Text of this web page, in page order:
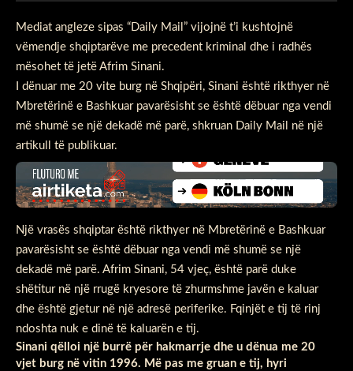
Mediat angleze sipas “Daily Mail” vijojnë t’i kushtojnë
vëmendje shqiptarëve me precedent kriminal dhe i radhës
mësohet të jetë Afrim Sinani.
I dënuar me 20 vite burg në Shqipëri, Sinani është rikthyer në
Mbretërinë e Bashkuar pavarësisht se është dëbuar nga vendi
më shumë se një dekadë më parë, shkruan Daily Mail në një
artikull të publikuar.
Një vrasës shqiptar është rikthyer në Mbretërinë e Bashkuar
pavarësisht se është dëbuar nga vendi më shumë se një
dekadë më parë. Afrim Sinani, 54 vjeç, është parë duke
shëtitur në një rrugë kryesore të zhurmshme javën e kaluar
dhe është gjetur në një adresë periferike. Fqinjët e tij të rinj
ndoshta nuk e dinë të kaluarën e tij.
Sinani qëlloi një burrë për hakmarrje dhe u dënua me 20
vjet burg në vitin 1996. Më pas me gruan e tij, hyri